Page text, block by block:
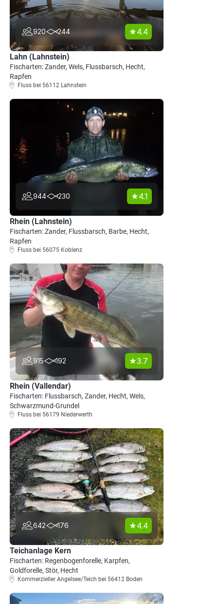
920 244 4.4
Lahn (Lahnstein)
Fischarten: Zander, Wels, Flussbarsch, Hecht,
Rapfen
Fluss bei 56112 Lahnstein
944 230 4.1
Rhein (Lahnstein)
Fischarten: Zander, Flussbarsch, Barbe, Hecht,
Rapfen
Fluss bei 56075 Koblenz
915 192 3.7
Rhein (Vallendar)
Fischarten: Flussbarsch, Zander, Hecht, Wels,
Schwarzmund-Grundel
Fluss bei 56179 Niederwerth
642 176 4.4
Teichanlage Kern
Fischarten: Regenbogenforelle, Karpfen,
Goldforelle, Stör, Hecht
Kommerzieller Angelsee/Teich bei 56412 Boden